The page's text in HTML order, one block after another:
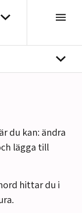
Välj distrikt
du kan: ändra
lägga till
hittar du i